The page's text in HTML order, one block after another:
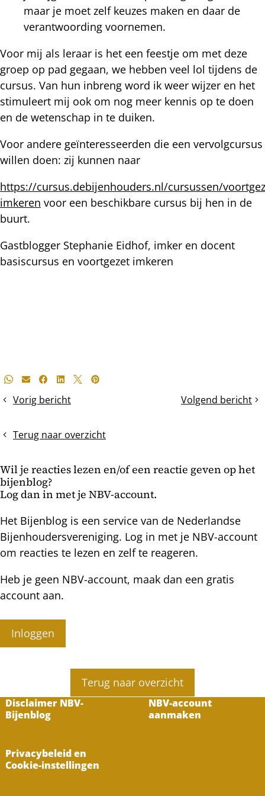
maar je moet zelf keuzes maken en daar de
verantwoording voornemen.
Voor mij als leraar is het een feestje om met deze
groep op pad gegaan, we hebben veel lol tijdens de
cursus. Van hun inbreng word ik weer wijzer en het
stimuleert mij ook om nog meer kennis op te doen
en de wetenschap in te duiken.
Voor andere geïnteresseerden die een vervolgcursus
willen doen: zij kunnen naar
https://cursus.debijenhouders.nl/cursussen/
imkeren voor een beschikbare cursus bij hen in de
buurt.
Gastblogger Stephanie Eidhof, imker en docent
basiscursus en voortgezet imkeren
Deel
bericht
Whatsapp
E-mailFacebook
LinkedIn
X Pinterest
Vorig bericht
De
hoornaar
wakker
Volgend bericht
De
Terug naar overzicht
Wil je reacties lezen en/of een reactie geven op het
bijenblog?
Log dan in met je NBV-account.
Het Bijenblog is een service van de Nederlandse
Bijenhoudersvereniging. Log in met je NBV-account
om reacties te lezen en zelf te reageren.
Heb je geen NBV-account, maak dan een gratis
account aan.
Inloggen
Terug naar overzicht
Disclaimer NBV-
Bijenblog
NBV-account
aanmaken
Privacybeleid en
Cookie-instellingen